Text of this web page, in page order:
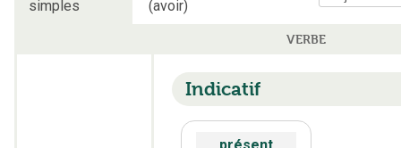
simples
(avoir)
VERBE
Indicatif